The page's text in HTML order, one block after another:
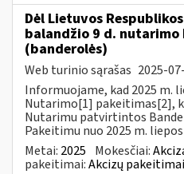
Dėl Lietuvos
balandžio 9 d. nutarimo
(banderolės)
Web turinio sąrašas 2025-
Informuojame, kad 2025 m.
Nutarimo[1] pakeitimas[2],
Nutarimu patvirtintos
Pakeitimu nuo 2025 m.
Metai: 2025 Mokesčiai:
pakeitimai:Akcizų